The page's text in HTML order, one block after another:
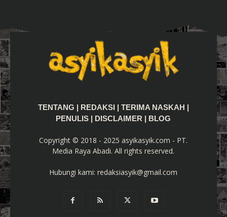
TENTANG REDAKSI TERIMA NASKAH
PENULIS
DISCLAIMER BLOG
Copyright © 2018 - 2025 asyikasyik.com - PT.
Media Raya Abadi. All rights reserved.
Hubungi kami:redaksiasyik@gmail.com